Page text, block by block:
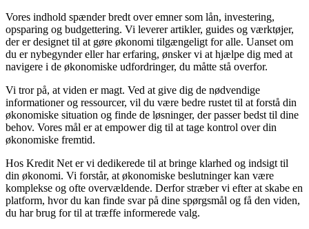
Vores indhold spænder bredt over emner som lån, investering,
opsparing og budgettering. Vi leverer artikler, guides og værktøjer,
der er designet til at gøre økonomi tilgængeligt for alle. Uanset om
du er nybegynder eller har erfaring, ønsker vi at hjælpe dig med at
navigere i de økonomiske udfordringer, du måtte stå overfor.
Vi tror på, at viden er magt. Ved at give dig de nødvendige
informationer og ressourcer, vil du være bedre rustet til at forstå din
økonomiske situation og finde de løsninger, der passer bedst til dine
behov. Vores mål er at empower dig til at tage kontrol over din
økonomiske fremtid.
Hos Kredit Net er vi dedikerede til at bringe klarhed og indsigt til
din økonomi. Vi forstår, at økonomiske beslutninger kan være
komplekse og ofte overvældende. Derfor stræber vi efter at skabe en
platform, hvor du kan finde svar på dine spørgsmål og få den viden,
du har brug for til at træffe informerede valg.